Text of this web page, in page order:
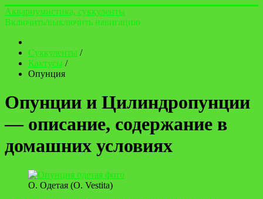
Аквариумистика, суккуленты
Включить/выключить навигацию
Суккуленты /
Кактусы /
Опунция
Опунции и Цилиндропунции
— описание, содержание в
домашних условиях
О. Одетая (O. Vestita)